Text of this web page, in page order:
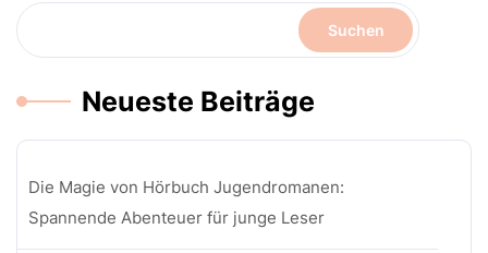
Suchen
Neueste Beiträge
Die Magie von Hörbuch Jugendromanen:
Spannende Abenteuer für junge Leser